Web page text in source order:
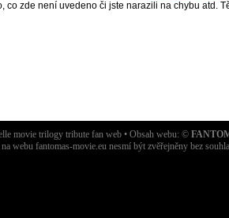
co zde není uvedeno či jste narazili na chybu atd.
movie trilogy tribute fan web • Obsah webu: ©
webu fantomas-movie.eu nesmí být zvěřejněny bez